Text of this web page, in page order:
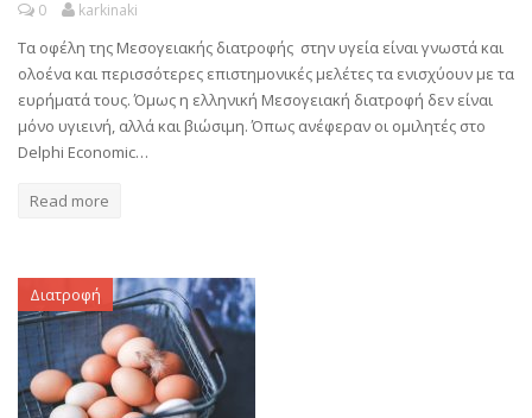
0 karkinaki
Τα οφέλη της Μεσογειακής διατροφής στην υγεία είναι γνωστά και
ολοένα και περισσότερες επιστημονικές μελέτες τα ενισχύουν με τα
ευρήματά τους. Όμως η ελληνική Μεσογειακή διατροφή δεν είναι
μόνο υγιεινή, αλλά και βιώσιμη. Όπως ανέφεραν οι ομιλητές στο
Delphi Economic…
Read more
Διατροφή